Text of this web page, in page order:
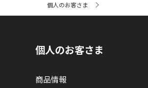
ト
個人のお客さま
個人のお客さま
商品情報